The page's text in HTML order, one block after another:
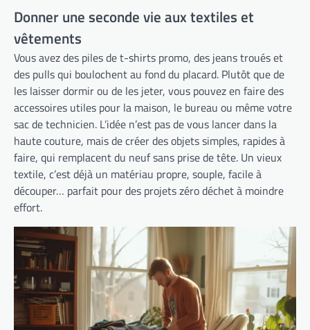
Donner une seconde vie aux textiles et
vêtements
Vous avez des piles de t-shirts promo, des jeans troués et
des pulls qui boulochent au fond du placard. Plutôt que de
les laisser dormir ou de les jeter, vous pouvez en faire des
accessoires utiles pour la maison, le bureau ou même votre
sac de technicien. L’idée n’est pas de vous lancer dans la
haute couture, mais de créer des objets simples, rapides à
faire, qui remplacent du neuf sans prise de tête. Un vieux
textile, c’est déjà un matériau propre, souple, facile à
découper… parfait pour des projets zéro déchet à moindre
effort.